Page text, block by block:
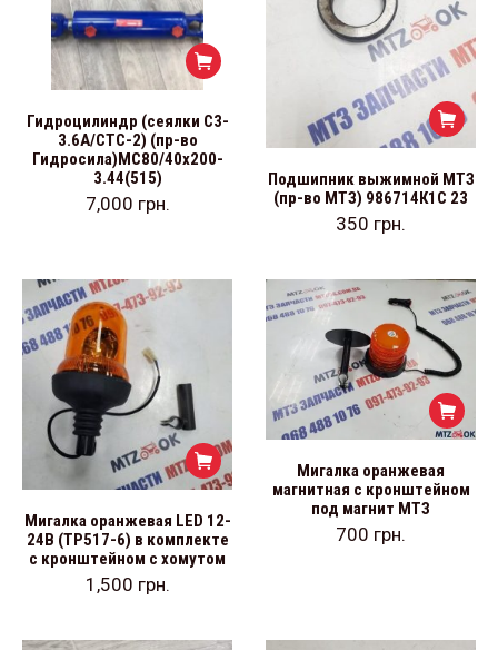
Гидроцилиндр (сеялки С3-
3.6А/СТС-2) (пр-во
Гидросила)МС80/40х200-
3.44(515)
7,000 грн.
Подшипник выжимной МТЗ
(пр-во МТЗ) 986714К1С 23
350 грн.
Мигалка оранжевая LED 12-
24В (ТР517-6) в комплекте
с кронштейном с хомутом
1,500 грн.
Мигалка оранжевая
магнитная с кронштейном
под магнит МТЗ
700 грн.